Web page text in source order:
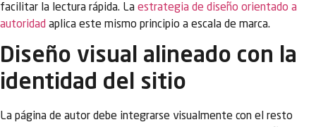
facilitar la lectura rápida. La estrategia de diseño orientado a
autoridad aplica este mismo principio a escala de marca.
Diseño visual alineado con la
identidad del sitio
La página de autor debe integrarse visualmente con el resto